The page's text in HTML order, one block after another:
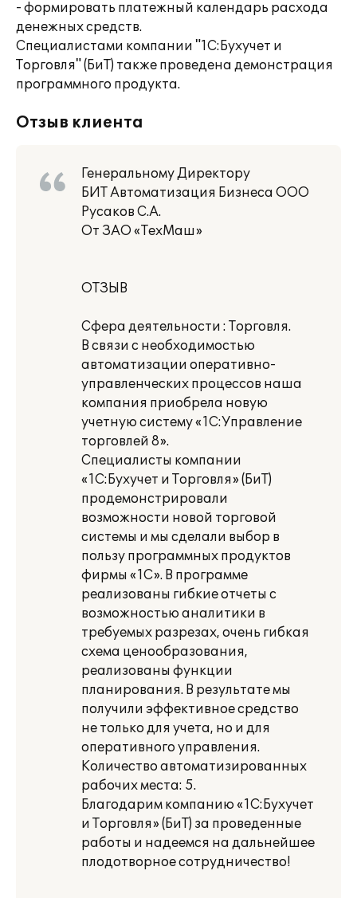
- формировать платежный календарь расхода
денежных средств.
Специалистами компании "1С:Бухучет и
Торговля" (БиТ) также проведена демонстрация
программного продукта.
Отзыв клиента
Генеральному Директору
БИТ Автоматизация Бизнеса ООО
Русаков С.А.
От ЗАО «ТехМаш»
ОТЗЫВ
Сфера деятельности : Торговля.
В связи с необходимостью
автоматизации оперативно-
управленческих процессов наша
компания приобрела новую
учетную систему «1С:Управление
торговлей 8».
Специалисты компании
«1С:Бухучет и Торговля» (БиТ)
продемонстрировали
возможности новой торговой
системы и мы сделали выбор в
пользу программных продуктов
фирмы «1С». В программе
реализованы гибкие отчеты с
возможностью аналитики в
требуемых разрезах, очень гибкая
схема ценообразования,
реализованы функции
планирования. В результате мы
получили эффективное средство
не только для учета, но и для
оперативного управления.
Количество автоматизированных
рабочих места: 5.
Благодарим компанию «1С:Бухучет
и Торговля» (БиТ) за проведенные
работы и надеемся на дальнейшее
плодотворное сотрудничество!